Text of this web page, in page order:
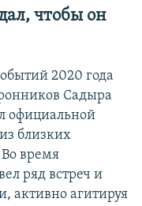
чтобы он
2020 года
Садыра
официальной
близких
Во время
ряд встреч и
активно агитируя